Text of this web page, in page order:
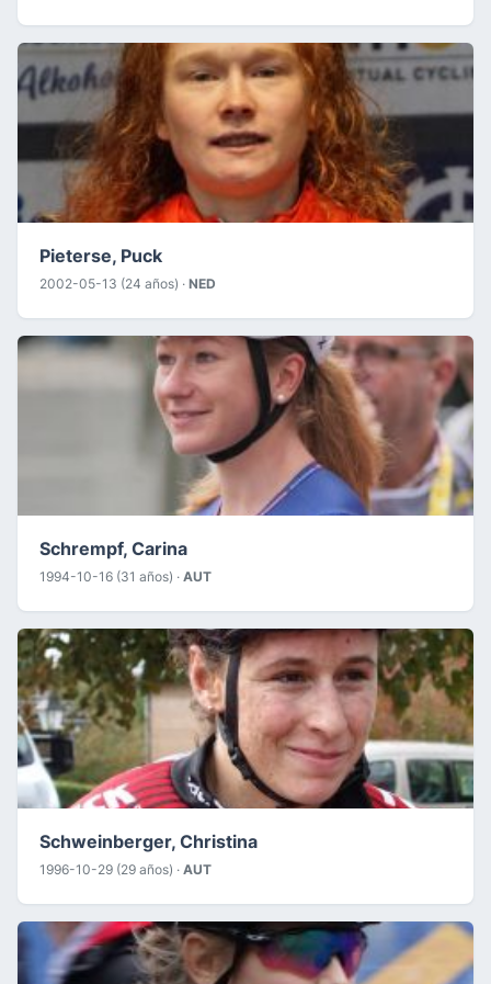
Pieterse, Puck
2002-05-13 (24 años) · NED
Schrempf, Carina
1994-10-16 (31 años) · AUT
Schweinberger, Christina
1996-10-29 (29 años) · AUT